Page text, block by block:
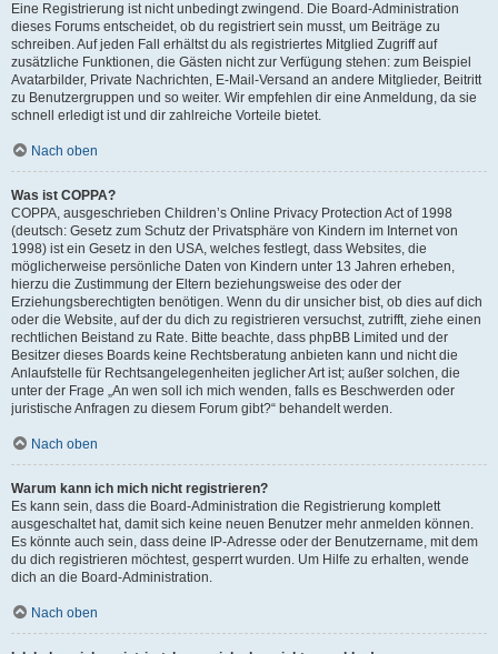
Eine Registrierung ist nicht unbedingt zwingend. Die Board-Administration
dieses Forums entscheidet, ob du registriert sein musst, um Beiträge zu
schreiben. Auf jeden Fall erhältst du als registriertes Mitglied Zugriff auf
zusätzliche Funktionen, die Gästen nicht zur Verfügung stehen: zum Beispiel
Avatarbilder, Private Nachrichten, E-Mail-Versand an andere Mitglieder, Beitritt
zu Benutzergruppen und so weiter. Wir empfehlen dir eine Anmeldung, da sie
schnell erledigt ist und dir zahlreiche Vorteile bietet.
Nach oben
Was ist COPPA?
COPPA, ausgeschrieben Children’s Online Privacy Protection Act of 1998
(deutsch: Gesetz zum Schutz der Privatsphäre von Kindern im Internet von
1998) ist ein Gesetz in den USA, welches festlegt, dass Websites, die
möglicherweise persönliche Daten von Kindern unter 13 Jahren erheben,
hierzu die Zustimmung der Eltern beziehungsweise des oder der
Erziehungsberechtigten benötigen. Wenn du dir unsicher bist, ob dies auf dich
oder die Website, auf der du dich zu registrieren versuchst, zutrifft, ziehe einen
rechtlichen Beistand zu Rate. Bitte beachte, dass phpBB Limited und der
Besitzer dieses Boards keine Rechtsberatung anbieten kann und nicht die
Anlaufstelle für Rechtsangelegenheiten jeglicher Art ist; außer solchen, die
unter der Frage „An wen soll ich mich wenden, falls es Beschwerden oder
juristische Anfragen zu diesem Forum gibt?“ behandelt werden.
Nach oben
Warum kann ich mich nicht registrieren?
Es kann sein, dass die Board-Administration die Registrierung komplett
ausgeschaltet hat, damit sich keine neuen Benutzer mehr anmelden können.
Es könnte auch sein, dass deine IP-Adresse oder der Benutzername, mit dem
du dich registrieren möchtest, gesperrt wurden. Um Hilfe zu erhalten, wende
dich an die Board-Administration.
Nach oben